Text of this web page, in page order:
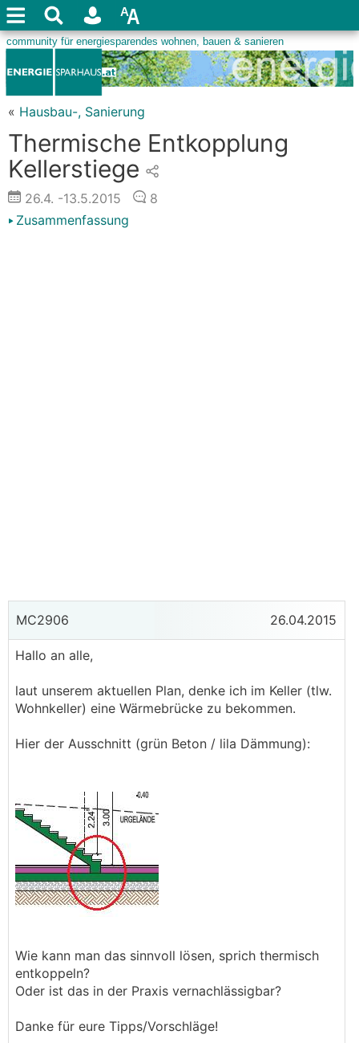
« Hausbau-, Sanierung
Thermische Entkopplung
Kellerstiege
26.4. -13.5.2015
8
Zusammenfassung
MC2906 26.04.2015
Hallo an alle,
laut unserem aktuellen Plan, denke ich im Keller (tlw.
Wohnkeller) eine Wärmebrücke zu bekommen.
Hier der Ausschnitt (grün Beton / lila Dämmung):
Wie kann man das sinnvoll lösen, sprich thermisch
entkoppeln?
Oder ist das in der Praxis vernachlässigbar?
Danke für eure Tipps/Vorschläge!